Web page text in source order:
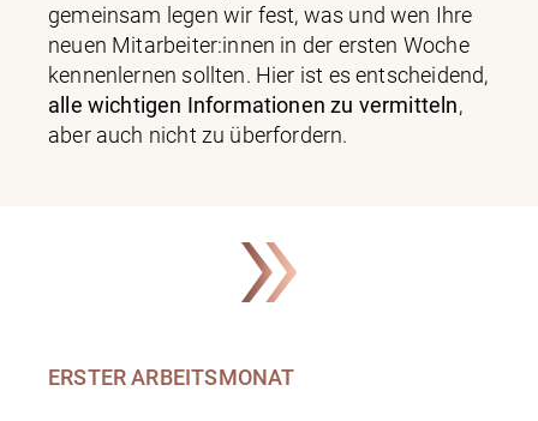
gemeinsam legen wir fest, was und wen Ihre
neuen Mitarbeiter:innen in der ersten Woche
kennenlernen sollten. Hier ist es entscheidend,
alle wichtigen Informationen zu vermitteln,
aber auch nicht zu überfordern.
ERSTER ARBEITSMONAT